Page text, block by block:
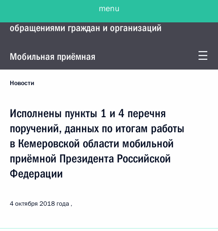
Управление Президента по работе с
обращениями граждан и организаций
Мобильная приёмная
Новости
Исполнены пункты 1 и 4 перечня
поручений, данных по итогам работы
в Кемеровской области мобильной
приёмной Президента Российской
Федерации
4 октября 2018 года